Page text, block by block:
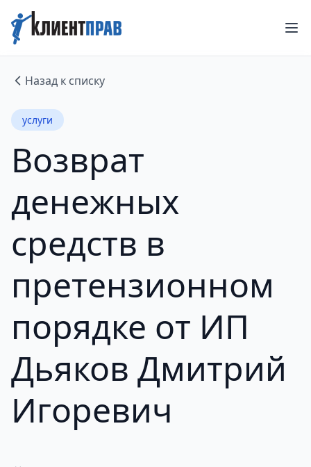
Назад к списку
услуги
Возврат
денежных
средств в
претензионном
порядке от ИП
Дьяков Дмитрий
Игоревич